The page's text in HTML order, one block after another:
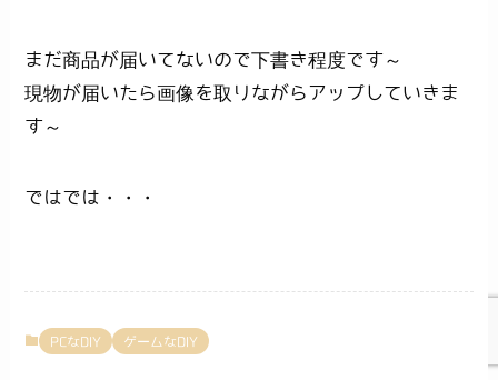
まだ商品が届いてないので下書き程度です～
現物が届いたら画像を取りながらアップしていきま
す～
ではでは・・・
PCなDIY ゲームなDIY